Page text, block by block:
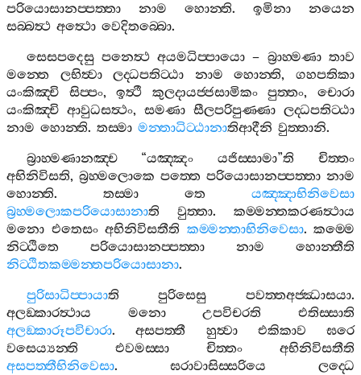
පරියොසානප‍්පත‍්තා
නාම හොන‍්ති. ඉමිනා
නයෙන
සබ‍්බත්‍ථ අත්‍ථො වෙදිතබ‍්බො.
සෙසපදෙසු පනෙත්‍ථ අයමධිප‍්පායො – බ්‍රාහ‍්මණා තාව
මන‍්තෙ
ලභිත්‍වා ලද‍්ධපතිට‍්ඨා නාම හොන‍්ති,ගහපතිකා
යංකිඤ‍්චි
සිප‍්පං,ඉත්‍ථී කුලදායජ‍්ජසාමිකං පුත‍්තං,චොරා
යංකිඤ‍්චි ආවුධසත්‍ථං, සමණා සීලපරිපුණ‍්ණා ලද‍්ධපතිට‍්ඨා
නාම හොන‍්ති. තස‍්මා මන‍්තාධිට‍්ඨානාතිආදීනි වුත‍්තානි.
බ්‍රාහ‍්මණානඤ‍්ච“යඤ‍්ඤං යජිස‍්සාමා”ති
චිත‍්තං
අභිනිවිසති, බ්‍රහ‍්මලොකෙ පත‍්තෙ පරියොසානප‍්පත‍්තා නාම
හොන‍්ති. තස‍්මා තෙ
යඤ‍්ඤාභිනිවෙසා
බ්‍රහ‍්මලොකපරියොසානාති වුත‍්තා. කම‍්මන‍්තකරණත්‍ථාය
මනො එතෙසං අභිනිවිසතීති කම‍්මන‍්තාභිනිවෙසා. කම‍්මෙ
නිට‍්ඨිතෙ
පරියොසානප‍්පත‍්තා නාම
හොන‍්තීති
නිට‍්ඨිතකම‍්මන‍්තපරියොසානා.
පුරිසාධිප‍්පායාති පුරිසෙසු පවත‍්තඅජ‍්ඣාසයා.
අලඞ‍්කාරත්‍ථාය
මනො උපවිචරති
එතිස‍්සාති
අලඞ‍්කාරූපවිචාරා.අසපත‍්තී හුත්‍වා එකිකාව
ඝරෙ
වසෙය්‍යන‍්ති
එවමස‍්සා චිත‍්තං
අභිනිවිසතීති
අසපත‍්තීභිනිවෙසා. ඝරාවාසිස‍්සරියෙ
ලද‍්ධෙ